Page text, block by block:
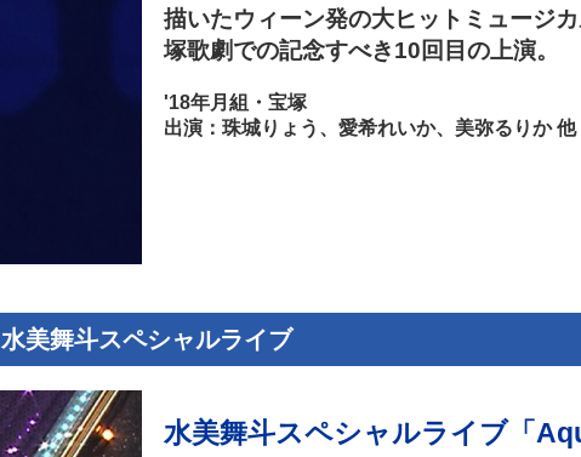
描いたウィーン発の大ヒットミュージ
塚歌劇での記念すべき10回目の上演。
'18年月組・宝塚
出演：珠城りょう、愛希れいか、美弥るりか 他
水美舞斗スペシャルライブ
水美舞斗スペシャルライブ「